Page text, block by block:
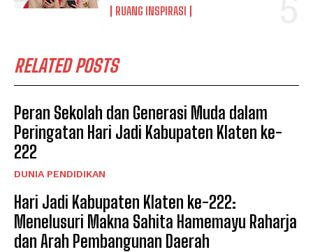
RUANG INSPIRASI
RELATED POSTS
Peran Sekolah dan Generasi Muda dalam
Peringatan Hari Jadi Kabupaten Klaten ke-
222
DUNIA PENDIDIKAN
Hari Jadi Kabupaten Klaten ke-222:
Menelusuri Makna Sahita Hamemayu Raharja
dan Arah Pembangunan Daerah